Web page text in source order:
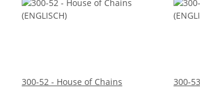
300-52 - House of Chains
300-